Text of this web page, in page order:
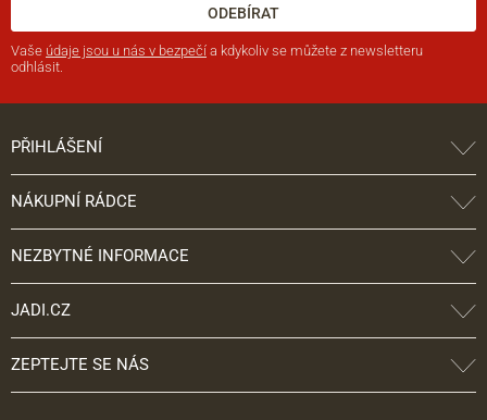
ODEBÍRAT
Vaše údaje jsou u nás v bezpečí a kdykoliv se můžete z newsletteru
odhlásit.
PŘIHLÁŠENÍ
NÁKUPNÍ RÁDCE
NEZBYTNÉ INFORMACE
JADI.CZ
ZEPTEJTE SE NÁS